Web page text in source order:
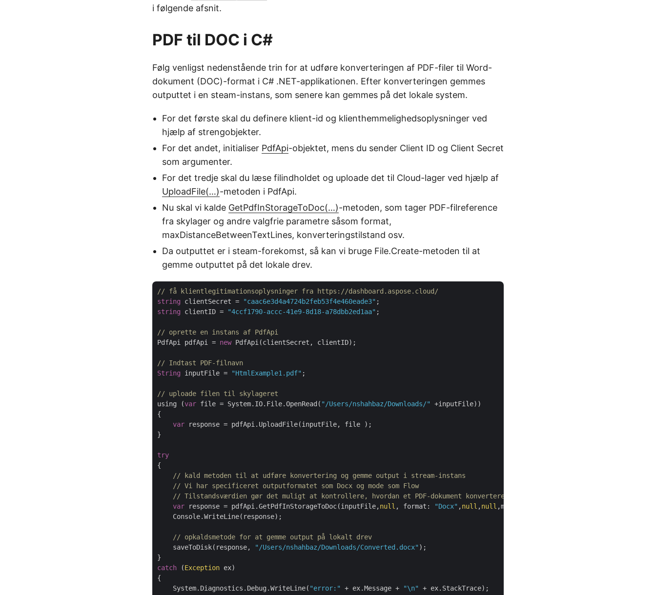
i følgende afsnit.
PDF til DOC i C#
Følg venligst nedenstående trin for at udføre konverteringen af PDF-filer til Word-
dokument (DOC)-format i C# .NET-applikationen. Efter konverteringen gemmes
outputtet i en steam-instans, som senere kan gemmes på det lokale system.
For det første skal du definere klient-id og klienthemmelighedsoplysninger ved
hjælp af strengobjekter.
For det andet, initialiser PdfApi-objektet, mens du sender Client ID og Client Secret
som argumenter.
For det tredje skal du læse filindholdet og uploade det til Cloud-lager ved hjælp af
UploadFile(…)-metoden i PdfApi.
Nu skal vi kalde GetPdfInStorageToDoc(…)-metoden, som tager PDF-filreference
fra skylager og andre valgfrie parametre såsom format,
maxDistanceBetweenTextLines, konverteringstilstand osv.
Da outputtet er i steam-forekomst, så kan vi bruge File.Create-metoden til at
gemme outputtet på det lokale drev.
// få klientlegitimationsoplysninger fra https://dashboard.aspose.cloud/
string clientSecret = "caac6e3d4a4724b2feb53f4e460eade3"
string clientID = "4ccf1790-accc-41e9-8d18-a78dbb2ed1aa" ;
// oprette en instans af PdfApi
PdfApi pdfApi = new PdfApi(clientSecret, clientID);
// Indtast PDF-filnavn
String inputFile = "HtmlExample1.pdf" ;
// uploade filen til skylageret
using (var file = System.IO.File.OpenRead( "/Users/nshahbaz/Downloads/"
+inputFile))
{
var response = pdfApi.UploadFile(inputFile, file );
}
try
{
// kald metoden til at udføre konvertering og gemme output i stream-instans
// Vi har specificeret outputformatet som Docx og mode som Flow
// Tilstandsværdien gør det muligt at kontrollere, hvordan et PDF-dokument konverteres til et tekstbehandlingsdokument.
var response = pdfApi.GetPdfInStorageToDoc(inputFile,null , format: "Docx" ,null ,null ,maxDistanceBetweenTextLines:
    Console.WriteLine(response);
// opkaldsmetode for at gemme output på lokalt drev
    saveToDisk(response,
"/Users/nshahbaz/Downloads/Converted.docx" );
catch (Exception ex)
{
    System.Diagnostics.Debug.WriteLine(
"error:" + ex.Message + "\n"
+ ex.StackTrace);